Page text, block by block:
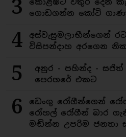
3
ගොඩගන්න කෝටි
4
අස්වැසුමලාභීන්ගෙන්
විසිපන්දාහ අරගෙන
5
අනුර - පහින්ද -
පෙරහරේ එකට
6
ඩෙංගු රෝගීන්ගෙන්
රෝහල් රෝගීන් බාර
මඬින්න උපරිම ජනතා